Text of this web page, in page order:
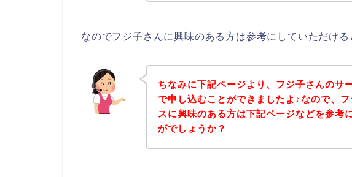
なのでフジ子さんに興味のある方は参考にしていただける
ちなみに下記ページより、フジ子さんのサ
で申し込むことができましたよ♪なので、
スに興味のある方は下記ページなどを参考
がでしょうか？